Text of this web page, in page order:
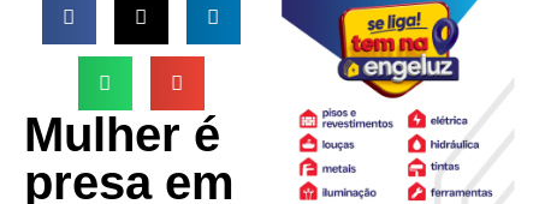
Mulher é
presa em